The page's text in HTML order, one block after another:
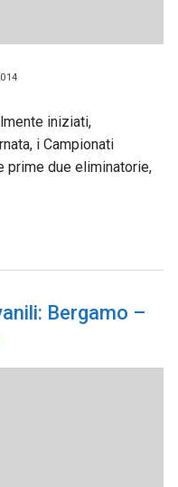
iniziati,
i Campionati
prime due eliminatorie,
Bergamo –